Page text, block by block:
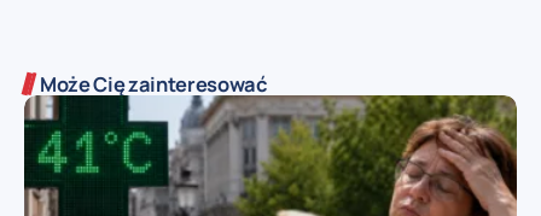
Może Cię zainteresować